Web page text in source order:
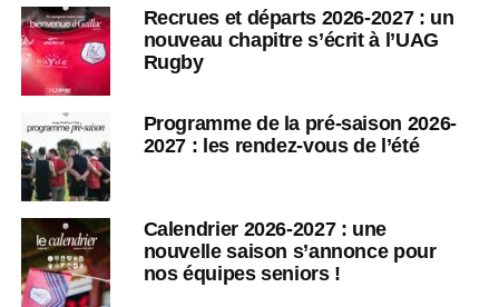
Recrues et départs 2026-2027 : un
nouveau chapitre s’écrit à l’UAG
Rugby
Programme de la pré-saison 2026-
2027 : les rendez-vous de l’été
Calendrier 2026-2027 : une
nouvelle saison s’annonce pour
nos équipes seniors !